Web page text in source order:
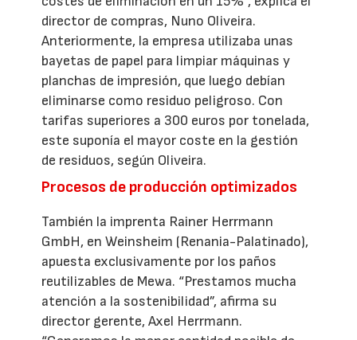
director de compras, Nuno Oliveira.
Anteriormente, la empresa utilizaba unas
bayetas de papel para limpiar máquinas y
planchas de impresión, que luego debían
eliminarse como residuo peligroso. Con
tarifas superiores a 300 euros por tonelada,
este suponía el mayor coste en la gestión
de residuos, según Oliveira.
Procesos de producción optimizados
También la imprenta Rainer Herrmann
GmbH, en Weinsheim (Renania-Palatinado),
apuesta exclusivamente por los paños
reutilizables de Mewa. “Prestamos mucha
atención a la sostenibilidad”, afirma su
director gerente, Axel Herrmann.